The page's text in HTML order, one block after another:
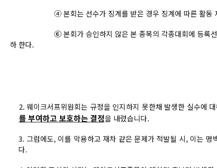
④ 본회는 선수가 징계를 받은 경우 징계에 따른 활동
⑥ 본회가 승인하지 않은 본 종목의 각종대회에 등록선수가
하 한다.
2. 웨이크서프위원회는 규정을 인지하지 못한채 발생한 실수에
를 부여하고 보호하는 결정을 내렸습니다.
3. 그럼에도, 이를 악용하고 재차 같은 문제가 적발될 시, 이는
다.